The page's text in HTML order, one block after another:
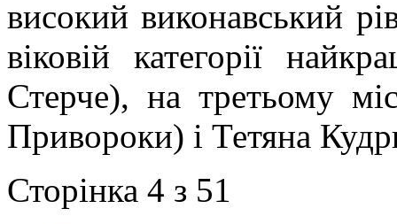
високий виконавський
віковій категорії
Стерче), на третьому
Привороки) і Тетяна
Сторінка 4 з 51